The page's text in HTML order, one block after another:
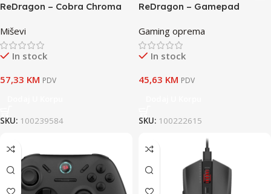
ReDragon – Cobra Chroma
Miševi
In stock
57,33 KM PDV
SKU: 100239584
ReDragon – Gamepad
Gaming oprema
In stock
45,63 KM PDV
SKU: 100222615